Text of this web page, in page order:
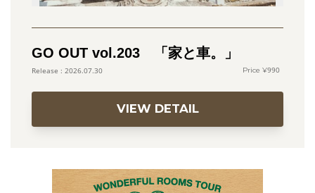
GO OUT vol.203 「家と車。」
2026.07.30 990
VIEW DETAIL